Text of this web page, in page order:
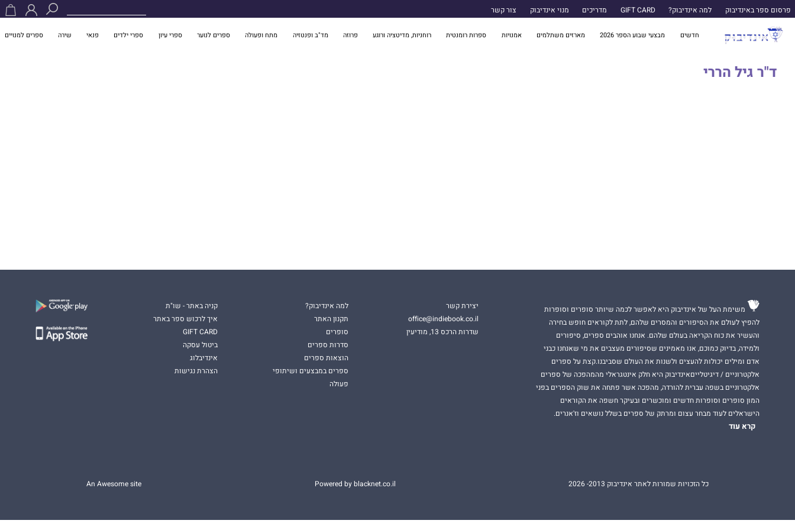
פרסום ספר באינדיבוק למה אינדיבוק? GIFT CARD מדריכים מנוי אינדיבוק צור קשר
חדשים מבצעי שבוע הספר 2026 מארזים משתלמים אמנויות ספרות רומנטית רוחניות, מדיטציה ורוגע פרוזה מד"ב ופנטזיה מתח ופעולה ספרים לנוער ספרי עיון ספרי ילדים פנאי שירה ספרים למנויים
ד"ר גיל הררי
משימת העל של אינדיבוק היא לאפשר לכמה שיותר סופרים וסופרות
להפיץ לעולם את הסיפורים והמסרים שלהם, לתת לקוראים חופש בחירה
והעשיר את כוח הקריאה בעולם שלהם. אנחנו אוהבים ספרים, סיפורים
ולמידה, בדיוק כמוכם, אנו מאמינים שסיפורים מעצבים את מי שאנחנו כבני
אדם ומילים יכולות להעצים ולשנות את העולם שסביבנו.קצת על ספרים
אלקטרוניים / דיגיטלייםאינדיבוק היא חלק אינטגראלי מהמהפכה של ספרים
אלקטרוניים בשפה עברית להורדה, מהפכה אשר פתחה את שוק הספרים בפני
המון סופרים וסופרות חדשים ומוכשרים ובעיקר חשפה את הקוראים
הישראלים לעוד מבחר עצום ומרתק של ספרים בשלל נושאים וז'אנרים.
קרא עוד
יצירת קשר
office@indiebook.co.il
שדרות הרכס 13, מודיעין
למה אינדיבוק?
תקנון האתר
סופרים
סדרות ספרים
הוצאות ספרים
ספרים במבצעים ושיתופי
פעולה
קניה באתר - שו"ת
איך לרכוש ספר באתר
GIFT CARD
ביטול עסקה
אינדיבלוג
הצהרת נגישות
כל הזכויות שמורות לאתר אינדיבוק 2013- 2026 Powered by blacknet.co.il
An Awesome site